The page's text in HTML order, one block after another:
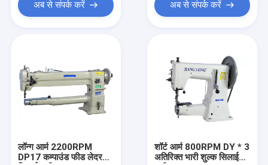
सिलेंडर बिस्तर सिलाई मशीन
चमड़े की सिलाई मशीन
डबल सुई सिलाई मशीन
अब से संपर्क करें अब से संपर्क करें
लॉन्ग आर्म 2200RPM
DP17 कम्पाउंड फीड लेदर
शॉर्ट आर्म 800RPM DY * 3
अतिरिक्त भारी शुल्क सिलाई